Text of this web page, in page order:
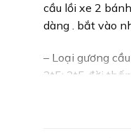
cầu lồi xe 2
dàng . bắt vào
– Loại gương
2t5; 3t5 đời
HD800,